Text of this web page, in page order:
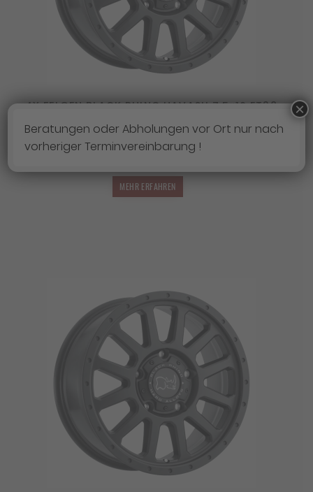
4X FELGEN BLACK RHINO HAVASU 7,5×16 ET38
1.399,00€
MEHR ERFAHREN
Beratungen oder Abholungen vor Ort nur nach
vorheriger Terminvereinbarung !
×